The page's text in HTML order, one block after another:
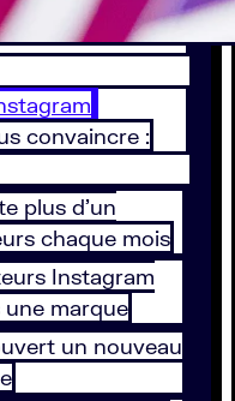
convaincre :
plus d’un
chaque mois
Instagram
marque
un nouveau